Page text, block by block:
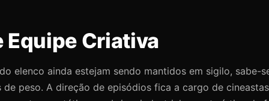
Equipe Criativa
elenco ainda estejam sendo mantidos em sigilo, sabe-
peso. A direção de episódios fica a cargo de